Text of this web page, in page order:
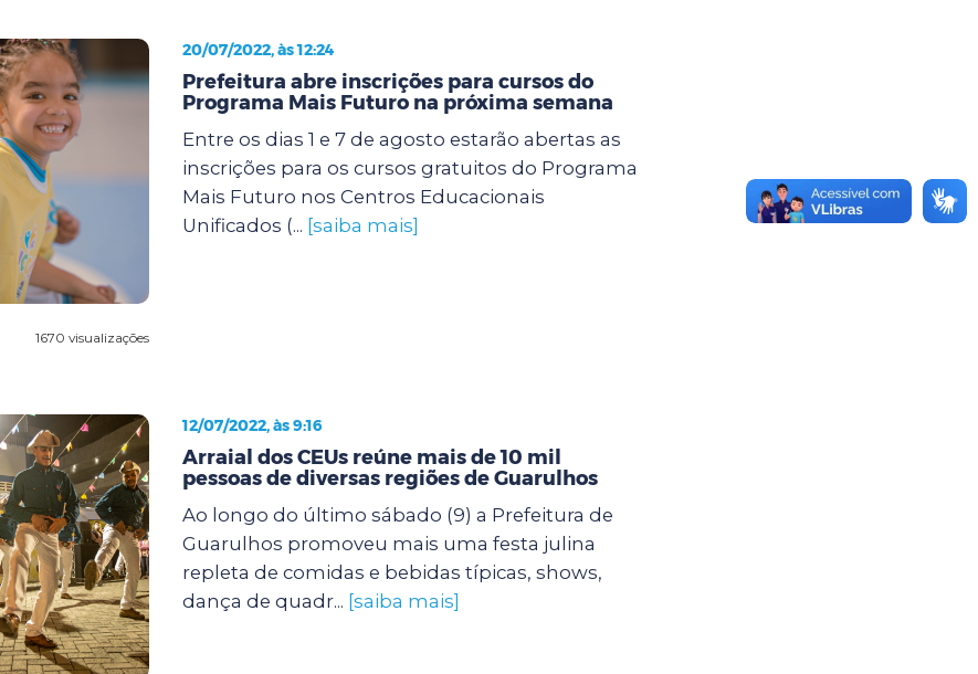
1670 visualizações
20/07/2022, às 12:24
Prefeitura abre inscrições para cursos do
Programa Mais Futuro na próxima semana
Entre os dias 1 e 7 de agosto estarão abertas as
inscrições para os cursos gratuitos do Programa
Mais Futuro nos Centros Educacionais
Unificados (... [saiba mais]
12/07/2022, às 9:16
Arraial dos CEUs reúne mais de 10 mil
pessoas de diversas regiões de Guarulhos
Ao longo do último sábado (9) a Prefeitura de
Guarulhos promoveu mais uma festa julina
repleta de comidas e bebidas típicas, shows,
dança de quadr... [saiba mais]